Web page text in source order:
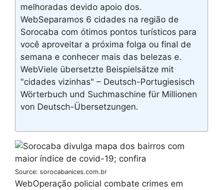
melhoradas devido apoio dos.
WebSeparamos 6 cidades na região de
Sorocaba com ótimos pontos turísticos para
você aproveitar a próxima folga ou final de
semana e conhecer mais das belezas e.
WebViele übersetzte Beispielsätze mit
"cidades vizinhas" – Deutsch-Portugiesisch
Wörterbuch und Suchmaschine für Millionen
von Deutsch-Übersetzungen.
Source: sorocabanices.com.br
WebOperação policial combate crimes em